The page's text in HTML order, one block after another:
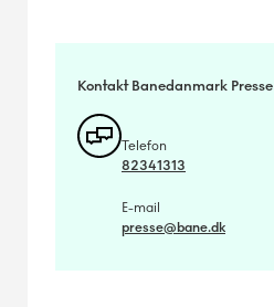
Kontakt Banedanmark Presse
Telefon
82341313
E-mail
presse@bane.dk